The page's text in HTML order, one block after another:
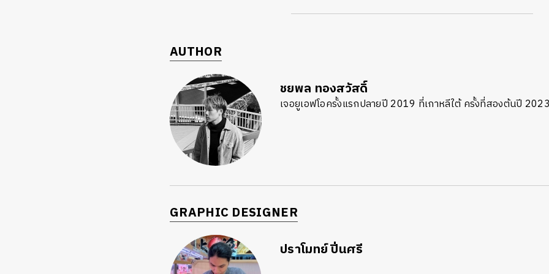
AUTHOR
ชยพล ทองสวัสดิ์
เจอยูเอฟโอครั้งแรกปลายปี 2019 ที่เกาหลีใต้ ครั้งที่สองต้นปี
GRAPHIC DESIGNER
ปราโมทย์ ปิ่นศรี